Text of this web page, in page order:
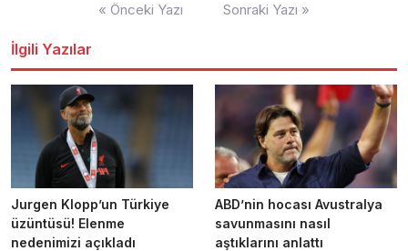
« Önceki Yazı Sonraki Yazı »
İlgili Yazılar
Jurgen Klopp’un Türkiye
üzüntüsü! Elenme
nedenimizi açıkladı
ABD’nin hocası Avustralya
savunmasını nasıl
aştıklarını anlattı